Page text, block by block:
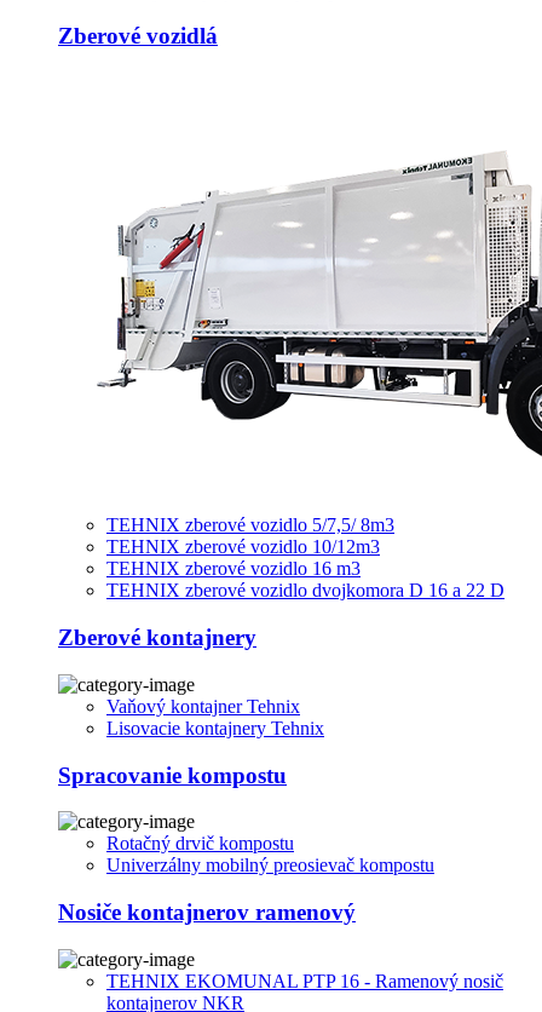
Zberové vozidlá
TEHNIX zberové vozidlo 5/7,5/ 8m3
TEHNIX zberové vozidlo 10/12m3
TEHNIX zberové vozidlo 16 m3
TEHNIX zberové vozidlo dvojkomora D 16 a 22 D
Zberové kontajnery
Vaňový kontajner Tehnix
Lisovacie kontajnery Tehnix
Spracovanie kompostu
Rotačný drvič kompostu
Univerzálny mobilný preosievač kompostu
Nosiče kontajnerov ramenový
TEHNIX EKOMUNAL PTP 16 - Ramenový nosič
kontajnerov NKR